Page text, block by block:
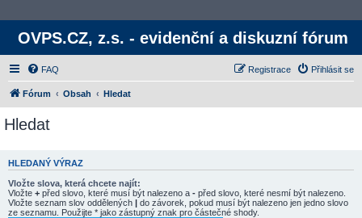
OVPS.CZ, z.s. - evidenční a diskuzní fórum
FAQ Přihlásit se
Registrace
Fórum Obsah Hledat
Hledat
HLEDANÝ VÝRAZ
Vložte slova, která chcete najít:
Vložte + před slovo, které musí být nalezeno a - před slovo, které nesmí být nalezeno.
Vložte seznam slov oddělených | do závorek, pokud musí být nalezeno jen jedno slovo
ze seznamu. Použijte * jako zástupný znak pro částečné shody.